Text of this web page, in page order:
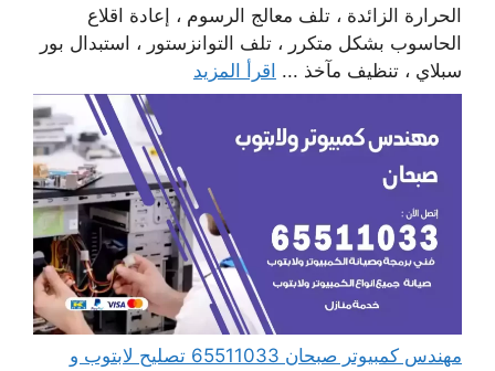
الحرارة الزائدة ، تلف معالج الرسوم ، إعادة اقلاع
الحاسوب بشكل متكرر ، تلف التوانزستور ، استبدال بور
سبلاي ، تنظيف مآخذ ... اقرأ المزيد
مهندس كمبيوتر صبحان 65511033 تصليح لابتوب و